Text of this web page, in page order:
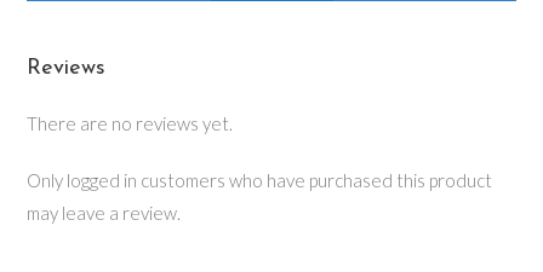
Reviews
There are no reviews yet.
Only logged in customers who have purchased this product
may leave a review.